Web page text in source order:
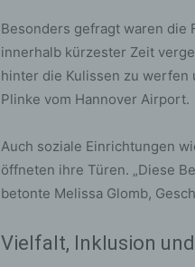
Besonders gefragt waren die
innerhalb kürzester Zeit
hinter die Kulissen zu werfen
Plinke vom Hannover Airport.
Auch soziale Einrichtungen
öffneten ihre Türen. „Diese
betonte Melissa Glomb,
Vielfalt, Inklusion